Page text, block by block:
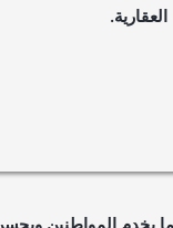
على الموقع
وأيضاً أن تكون